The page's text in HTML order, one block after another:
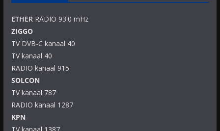
ETHERRADIO 93.0 mHz
ZIGGO
TV DVB-C kanaal 40
TV kanaal 40
RADIO kanaal 915
SOLCON
TV kanaal 787
RADIO kanaal 1287
KPN